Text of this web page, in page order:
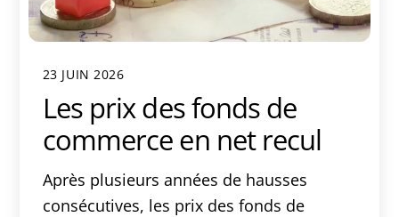
23 JUIN 2026
Les prix des fonds de
commerce en net recul
Après plusieurs années de hausses
consécutives, les prix des fonds de